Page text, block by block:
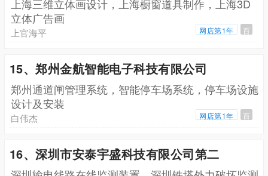
上海三维立体画设计，上海橱窗道具制作，上海3D
立体广告画
上官海平 网店第1年 百
15、郑州金航智能电子科技有限公司
郑州通道闸管理系统，智能停车场系统，停车场设施
设计及安装
白伟杰 网店第1年 百
16、深圳市安泰宇盛科技有限公司第二